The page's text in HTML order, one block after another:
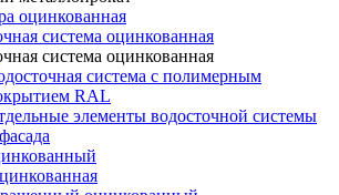
оцинкованная
система оцинкованная
система оцинкованная
система с полимерным
RAL
элементы водосточной системы